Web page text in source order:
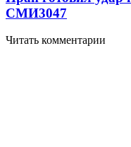
СМИ3047
Читать комментарии